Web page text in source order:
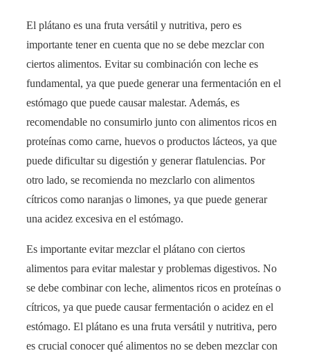
El plátano es una fruta versátil y nutritiva, pero es
importante tener en cuenta que no se debe mezclar con
ciertos alimentos. Evitar su combinación con leche es
fundamental, ya que puede generar una fermentación en el
estómago que puede causar malestar. Además, es
recomendable no consumirlo junto con alimentos ricos en
proteínas como carne, huevos o productos lácteos, ya que
puede dificultar su digestión y generar flatulencias. Por
otro lado, se recomienda no mezclarlo con alimentos
cítricos como naranjas o limones, ya que puede generar
una acidez excesiva en el estómago.
Es importante evitar mezclar el plátano con ciertos
alimentos para evitar malestar y problemas digestivos. No
se debe combinar con leche, alimentos ricos en proteínas o
cítricos, ya que puede causar fermentación o acidez en el
estómago. El plátano es una fruta versátil y nutritiva, pero
es crucial conocer qué alimentos no se deben mezclar con